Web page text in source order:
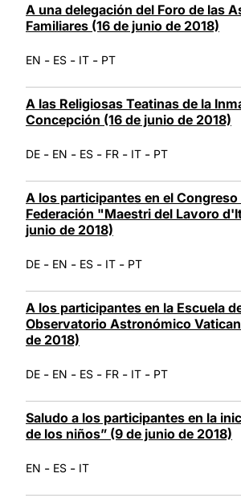
A una delegación del Foro de las
Familiares (16 de junio de 2018)
EN - ES - IT - PT
A las Religiosas Teatinas de la
Concepción (16 de junio de 2018)
DE - EN - ES - FR - IT - PT
A los participantes en el Congreso
Federación "Maestri del Lavoro
junio de 2018)
DE - EN - ES - IT - PT
A los participantes en la Escuela
Observatorio Astronómico
de 2018)
DE - EN - ES - FR - IT - PT
Saludo a los participantes en la
de los niños” (9 de junio de 2018)
EN - ES - IT